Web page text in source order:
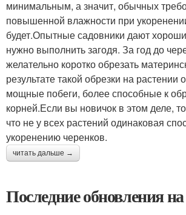
минимальным, а значит, обычных
повышенной влажности при
будет.Опытные садовники дают
нужно выполнить загодя. За год до
желательно коротко обрезать
результате такой обрезки на растении
мощные побеги, более способные к
корней.Если вы новичок в этом деле,
что не у всех растений одинаковая
укоренению черенков.
читать дальше →
Последние обновления на